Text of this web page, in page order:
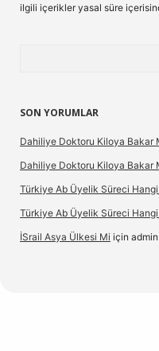
ilgili içerikler yasal süre
SON YORUMLAR
Dahiliye Doktoru Kiloya Bakar
Dahiliye Doktoru Kiloya Bakar
Türkiye Ab Üyelik Süreci
Türkiye Ab Üyelik Süreci
İSrail Asya Ülkesi Mi için admin